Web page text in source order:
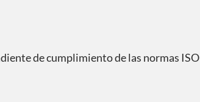
de cumplimiento de las normas ISO